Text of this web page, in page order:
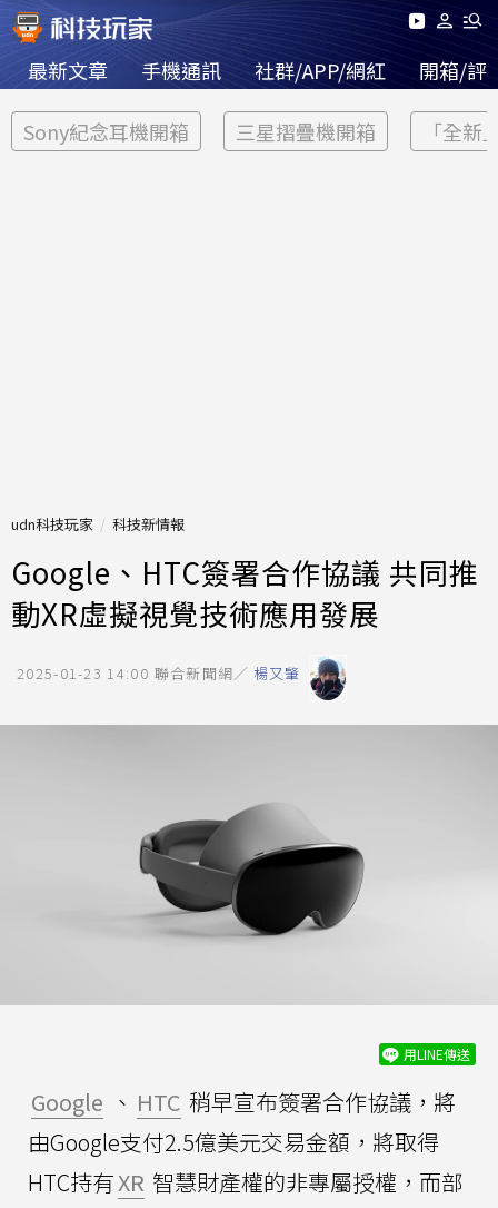
最新文章 手機通訊 社群/APP/網紅 開箱/評
Sony紀念耳機開箱 三星摺疊機開箱 「全新
udn科技玩家 科技新情報
Google、HTC簽署合作協議 共同推
動XR虛擬視覺技術應用發展
2025-01-23 14:00 聯合新聞網／ 楊又肇
用LINE傳送
Google 、 HTC 稍早宣布簽署合作協議，將
由Google支付2.5億美元交易金額，將取得
HTC持有XR 智慧財產權的非專屬授權，而部